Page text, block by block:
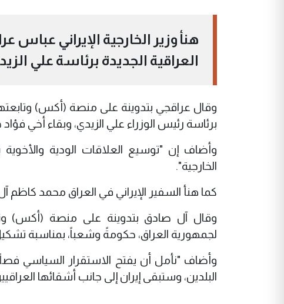
هنأ وزير الخارجية الإيراني
العراقية الجديدة برئاسة علي
وقال عراقجي بتدوينة على منصة (أكس)
برئاسة رئيس الوزراء علي الزيدي، وبقاء أخي
وأضاف إن "توسيع العلاقات الودية
الخارجية".
كما هنأ السفير الإيراني في العراق محمد كاظم
وقال آل صادق بتدوينة على منصة (أكس)
لجمهورية العراق، حكومةً وشعباً، بمناسبة
وأضاف "نأمل أن يفتح الاستقرار السياسي
البلدين، وستبقى إيران إلى جانب أشقائها